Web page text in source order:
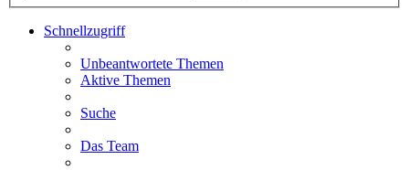
Schnellzugriff
Unbeantwortete Themen
Aktive Themen
Suche
Das Team